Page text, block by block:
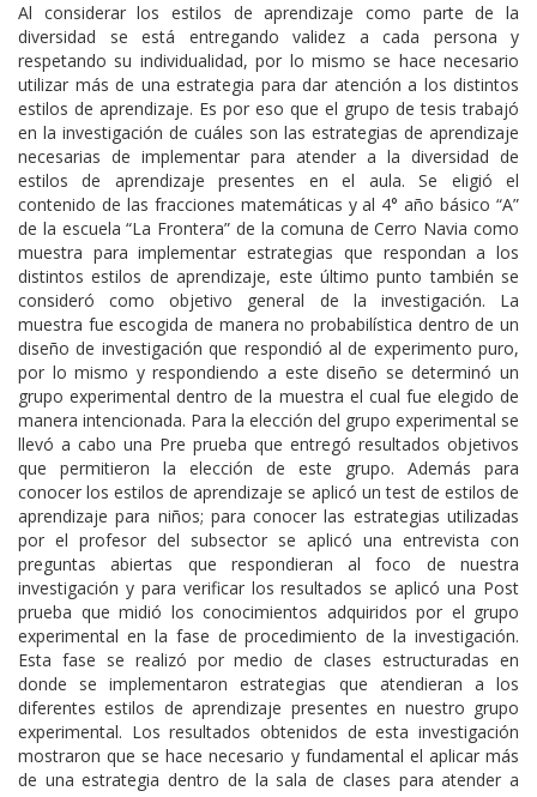
Al considerar los estilos de aprendizaje como parte de la
diversidad se está entregando validez a cada persona y
respetando su individualidad, por lo mismo se hace necesario
utilizar más de una estrategia para dar atención a los distintos
estilos de aprendizaje. Es por eso que el grupo de tesis trabajó
en la investigación de cuáles son las estrategias de aprendizaje
necesarias de implementar para atender a la diversidad de
estilos de aprendizaje presentes en el aula. Se eligió el
contenido de las fracciones matemáticas y al 4° año básico “A”
de la escuela “La Frontera” de la comuna de Cerro Navia como
muestra para implementar estrategias que respondan a los
distintos estilos de aprendizaje, este último punto también se
consideró como objetivo general de la investigación. La
muestra fue escogida de manera no probabilística dentro de un
diseño de investigación que respondió al de experimento puro,
por lo mismo y respondiendo a este diseño se determinó un
grupo experimental dentro de la muestra el cual fue elegido de
manera intencionada. Para la elección del grupo experimental se
llevó a cabo una Pre prueba que entregó resultados objetivos
que permitieron la elección de este grupo. Además para
conocer los estilos de aprendizaje se aplicó un test de estilos de
aprendizaje para niños; para conocer las estrategias utilizadas
por el profesor del subsector se aplicó una entrevista con
preguntas abiertas que respondieran al foco de nuestra
investigación y para verificar los resultados se aplicó una Post
prueba que midió los conocimientos adquiridos por el grupo
experimental en la fase de procedimiento de la investigación.
Esta fase se realizó por medio de clases estructuradas en
donde se implementaron estrategias que atendieran a los
diferentes estilos de aprendizaje presentes en nuestro grupo
experimental. Los resultados obtenidos de esta investigación
mostraron que se hace necesario y fundamental el aplicar más
de una estrategia dentro de la sala de clases para atender a